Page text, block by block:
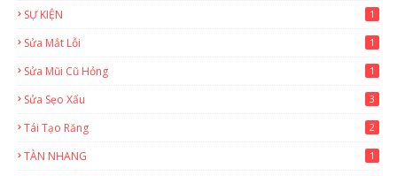
SỰ KIỆN 1
Sửa Mắt Lỗi 1
Sửa Mũi Cũ Hỏng 1
Sửa Sẹo Xấu 3
Tái Tạo Răng 2
TÀN NHANG 1